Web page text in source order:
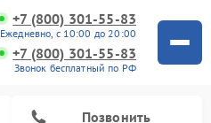
+7 (800) 301-55-83
Ежедневно, с 10:00 до 20:00
+7 (800) 301-55-83
Звонок бесплатный по РФ
Позвонить